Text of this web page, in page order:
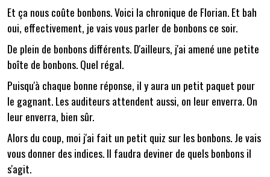
Et ça nous coûte bonbons. Voici la chronique de Florian. Et bah
oui, effectivement, je vais vous parler de bonbons ce soir.
De plein de bonbons différents. D'ailleurs, j'ai amené une petite
boîte de bonbons. Quel régal.
Puisqu'à chaque bonne réponse, il y aura un petit paquet pour
le gagnant. Les auditeurs attendent aussi, on leur enverra. On
leur enverra, bien sûr.
Alors du coup, moi j'ai fait un petit quiz sur les bonbons. Je vais
vous donner des indices. Il faudra deviner de quels bonbons il
s'agit.